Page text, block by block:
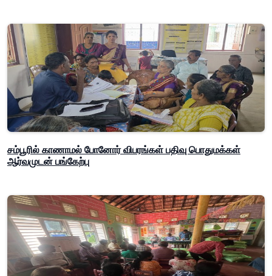
சம்பூரில் காணாமல் போனோர் விபரங்கள் பதிவு பொதுமக்கள்
ஆர்வமுடன் பங்கேற்பு